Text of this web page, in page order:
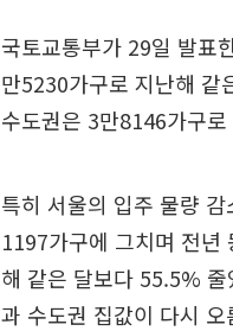
국토교통부가 29일 발표
만5230가구로 지난해
수도권은 3만8146가구
특히 서울의 입주 물량
1197가구에 그치며 전
해 같은 달보다 55.5%
과 수도권 집값이 다시